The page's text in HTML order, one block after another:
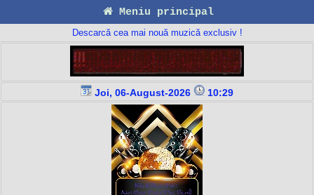
Meniu principal
Descarcă cea mai nouă muzică exclusiv !
Joi, 06-August-2026 10:29